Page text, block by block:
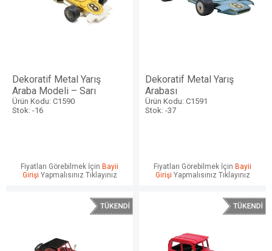
Dekoratif Metal Yarış
Araba Modeli – Sarı
Ürün Kodu: C1590
Stok: -16
Fiyatları Görebilmek İçin Bayii
Girişi Yapmalısınız Tıklayınız
Dekoratif Metal Yarış
Arabası
Ürün Kodu: C1591
Stok: -37
Fiyatları Görebilmek İçin Bayii
Girişi Yapmalısınız Tıklayınız